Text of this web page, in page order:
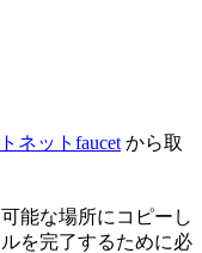
ネットfaucet から取
能な場所にコピーし
を完了するために必